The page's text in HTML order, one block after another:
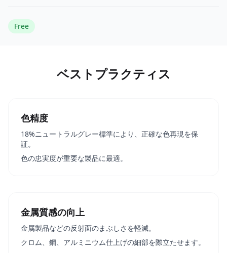
Free
ベストプラクティス
色精度
18%ニュートラルグレー標準により、正確な色再現を保
証。
色の忠実度が重要な製品に最適。
金属質感の向上
金属製品などの反射面のまぶしさを軽減。
クロム、鋼、アルミニウム仕上げの細部を際立たせます。